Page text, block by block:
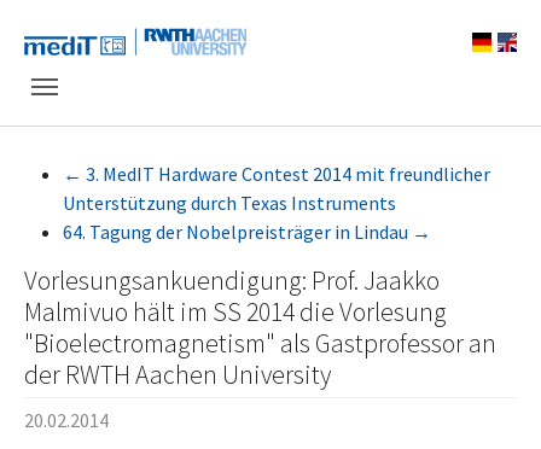
← 3. MedIT Hardware Contest 2014 mit freundlicher
Unterstützung durch Texas Instruments
64. Tagung der Nobelpreisträger in Lindau →
Vorlesungsankuendigung: Prof. Jaakko
Malmivuo hält im SS 2014 die Vorlesung
"Bioelectromagnetism" als Gastprofessor an
der RWTH Aachen University
20.02.2014